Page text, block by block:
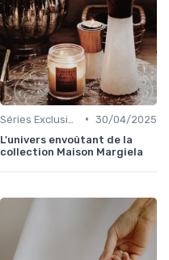
• 30/04/2025
L'univers envoûtant de la
collection Maison Margiela